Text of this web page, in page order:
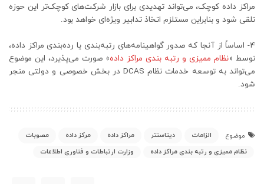
مراکز داده کوچک، می‌تواند تهدیدی برای بازار شرکت‌های کوچک‌تر این حوزه
تلقی شود و بنابراین مستلزم اتخاذ تدابیر ویژه‌ای خواهد بود.
4- اساساً از آنجا که صدور گواهینامه‌های رتبه‌بندی یا رده‌بندی مراکز داده،
توسط «نظام ممیزی و رتبه بندی مراکز داده» صورت می‌پذیرد، این موضوع
می‌تواند به توسعه خدمات نظام DCAS در بخش خصوصی و دولتی منجر
شود.
موضوع الزامات دیتاسنتر مراکز داده مرکز داده
مصوبات
نظام ممیزی و رتبه بندی مراکز داده
وزارت ارتباطات و فناوری اطلاعات